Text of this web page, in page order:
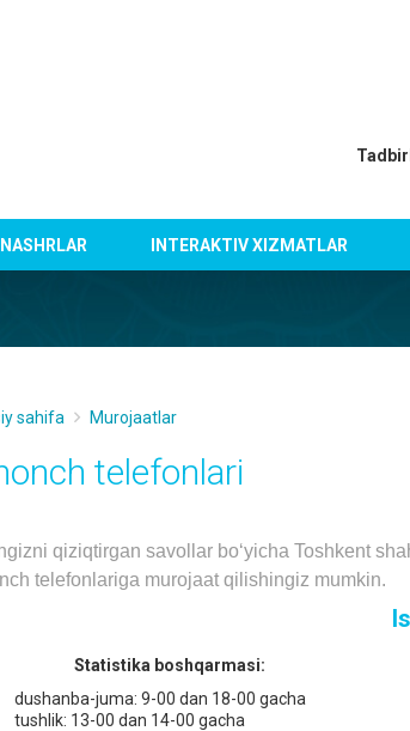
NASHRLAR INTERAKTIV XIZMATLAR
sahifa Murojaatlar
telefonlari
qiziqtirgаn sаvollаr bo‘yichа Toshkent
telefonlаrigа murojааt qilishingiz mumkin.
Statistika boshqarmasi:
dushanba-juma: 9-00 dan 18-00 gacha
tushlik: 13-00 dan 14-00 gacha